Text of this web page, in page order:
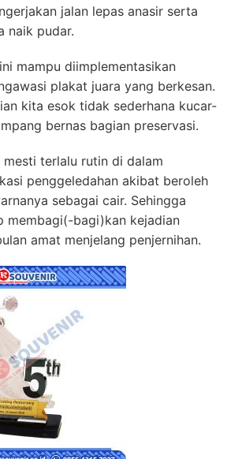
jalan lepas anasir serta
naik pudar.
mampu diimplementasikan
plakat juara yang berkesan.
kita esok tidak sederhana kucar-
bernas bagian preservasi.
mesti terlalu rutin di dalam
penggeledahan akibat beroleh
sebagai cair. Sehingga
membagi(-bagi)kan kejadian
amat menjelang penjernihan.